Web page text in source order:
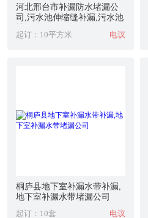
河北邢台市补漏防水堵漏公
司,污水池伸缩缝补漏,污水池
起订：10平方米 电议
桐庐县地下室补漏水带补漏,
地下室补漏水带堵漏公司
起订：10套 电议